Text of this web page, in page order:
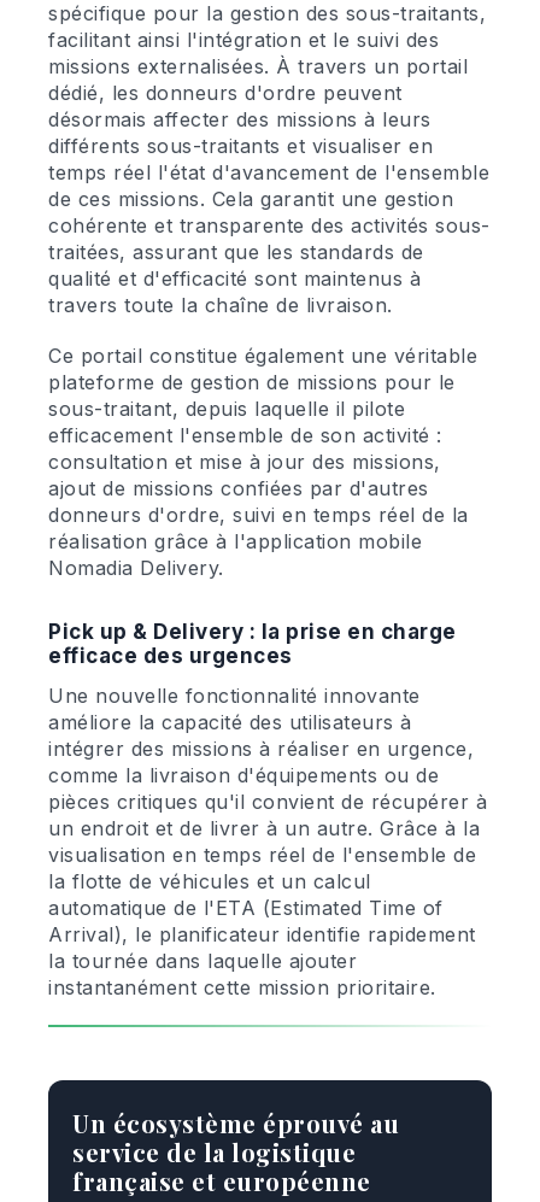
spécifique pour la gestion des sous-traitants,
facilitant ainsi l'intégration et le suivi des
missions externalisées. À travers un portail
dédié, les donneurs d'ordre peuvent
désormais affecter des missions à leurs
différents sous-traitants et visualiser en
temps réel l'état d'avancement de l'ensemble
de ces missions. Cela garantit une gestion
cohérente et transparente des activités sous-
traitées, assurant que les standards de
qualité et d'efficacité sont maintenus à
travers toute la chaîne de livraison.
Ce portail constitue également une véritable
plateforme de gestion de missions pour le
sous-traitant, depuis laquelle il pilote
efficacement l'ensemble de son activité :
consultation et mise à jour des missions,
ajout de missions confiées par d'autres
donneurs d'ordre, suivi en temps réel de la
réalisation grâce à l'application mobile
Nomadia Delivery.
Pick up & Delivery : la prise en charge
efficace des urgences
Une nouvelle fonctionnalité innovante
améliore la capacité des utilisateurs à
intégrer des missions à réaliser en urgence,
comme la livraison d'équipements ou de
pièces critiques qu'il convient de récupérer à
un endroit et de livrer à un autre. Grâce à la
visualisation en temps réel de l'ensemble de
la flotte de véhicules et un calcul
automatique de l'ETA (Estimated Time of
Arrival), le planificateur identifie rapidement
la tournée dans laquelle ajouter
instantanément cette mission prioritaire.
Un écosystème éprouvé au
service de la logistique
française et européenne